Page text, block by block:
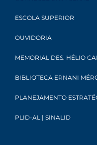
ESCOLA SUPERIOR
OUVIDORIA
MEMORIAL DES. HÉLIO
BIBLIOTECA ERNANI
PLANEJAMENTO
PLID-AL | SINALID